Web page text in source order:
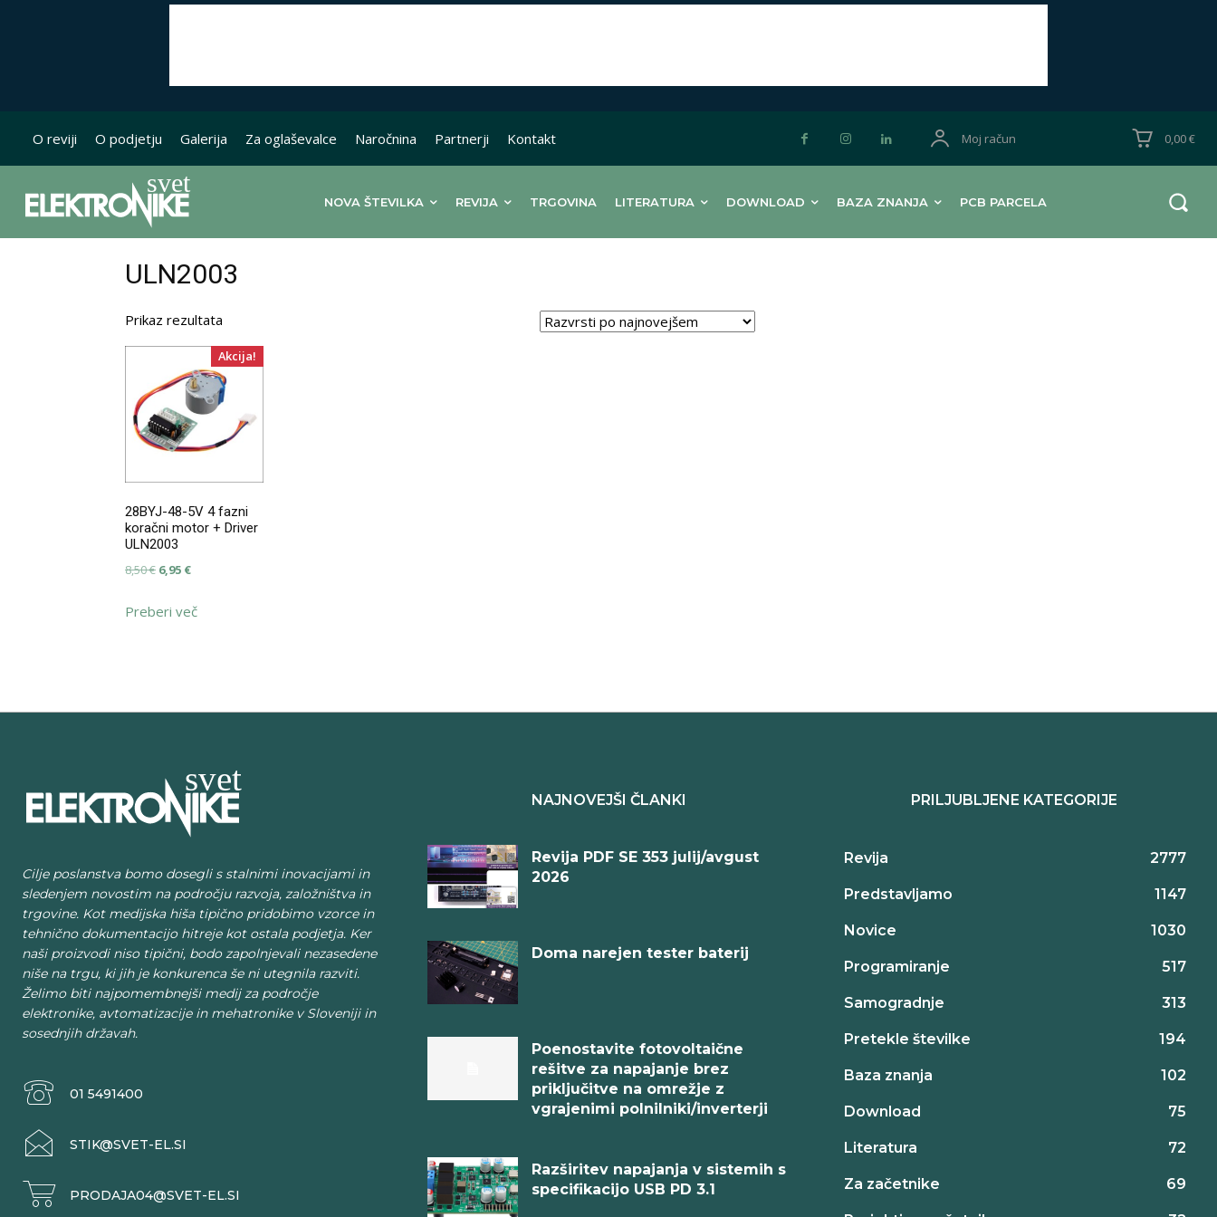
O reviji O podjetju Galerija Za oglaševalce Naročnina Partnerji Kontakt Moj račun 0,00 €
NOVA ŠTEVILKA REVIJA TRGOVINA LITERATURA DOWNLOAD BAZA ZNANJA PCB PARCELA
ULN2003
Prikaz rezultata
Akcija!
28BYJ-48-5V 4 fazni
koračni motor + Driver
ULN2003
8,50€ Izvirna
je
6,95 €Trenutna
je:
Preberi več
Cilje poslanstva bomo dosegli s stalnimi inovacijami in
sledenjem novostim na področju razvoja, založništva in
trgovine. Kot medijska hiša tipično pridobimo vzorce in
tehnično dokumentacijo hitreje kot ostala podjetja. Ker
naši proizvodi niso tipični, bodo zapolnjevali nezasedene
niše na trgu, ki jih je konkurenca še ni utegnila razviti.
Želimo biti najpomembnejši medij za področje
elektronike, avtomatizacije in mehatronike v Sloveniji in
sosednjih državah.
01 5491400
STIK@SVET-EL.SI
PRODAJA04@SVET-EL.SI
NAJNOVEJŠI ČLANKI
Revija PDF SE 353 julij/avgust
2026
Doma narejen tester baterij
Poenostavite fotovoltaične
rešitve za napajanje brez
priključitve na omrežje z
vgrajenimi polnilniki/inverterji
Razširitev napajanja v sistemih s
specifikacijo USB PD 3.1
PRILJUBLJENE KATEGORIJE
Revija 2777
Predstavljamo 1147
Novice 1030
Programiranje 517
Samogradnje 313
Pretekle številke 194
Baza znanja 102
Download 75
Literatura 72
Za začetnike 69